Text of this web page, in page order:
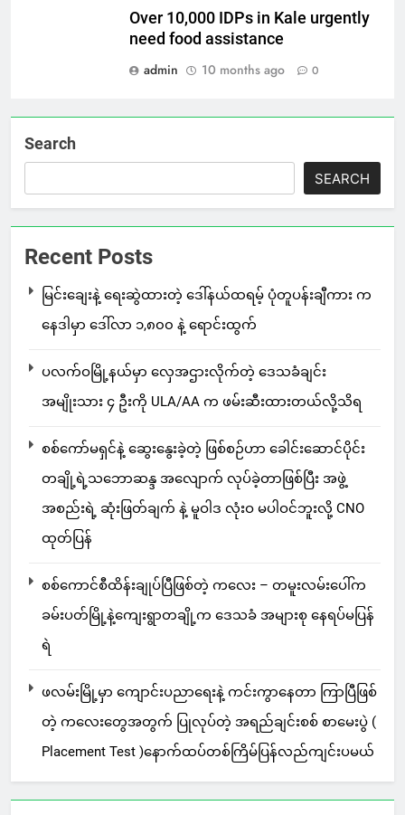
Over 10,000 IDPs in Kale urgently
need food assistance
admin
10 months ago 0
Search
SEARCH
Recent Posts
မြင်းချေးနဲ့ ရေးဆွဲထားတဲ့ ဒေါ်နယ်ထရမ့် ပုံတူပန်းချီကား က
နေဒါမှာ ဒေါ်လာ ၁,၈၀၀ နဲ့ ရောင်းထွက်
ပလက်ဝမြို့နယ်မှာ လှေအဌားလိုက်တဲ့ ဒေသခံချင်း
အမျိုးသား ၄ ဦးကို ULA/AA က ဖမ်းဆီးထားတယ်လို့သိရ
စစ်ကော်မရှင်နဲ့ ဆွေးနွေးခဲ့တဲ့ ဖြစ်စဉ်ဟာ ခေါင်းဆောင်ပိုင်း
တချို့ရဲ့သဘောဆန္ဒ အလျောက် လုပ်ခဲ့တာဖြစ်ပြီး အဖွဲ့
အစည်းရဲ့ ဆုံးဖြတ်ချက် နဲ့ မူဝါဒ လုံးဝ မပါဝင်ဘူးလို့ CNO
ထုတ်ပြန်
စစ်ကောင်စီထိန်းချုပ်ပြီဖြစ်တဲ့ ကလေး – တမူးလမ်းပေါ်က
ခမ်းပတ်မြို့နဲ့ကျေးရွာတချို့က ဒေသခံ အများစု နေရပ်မပြန်
ရဲ
ဖလမ်းမြို့မှာ ကျောင်းပညာရေးနဲ့ ကင်းကွာနေတာ ကြာပြီဖြစ်
တဲ့ ကလေးတွေအတွက် ပြုလုပ်တဲ့ အရည်ချင်းစစ် စာမေးပွဲ (
Placement Test )နောက်ထပ်တစ်ကြိမ်ပြန်လည်ကျင်းပမယ်